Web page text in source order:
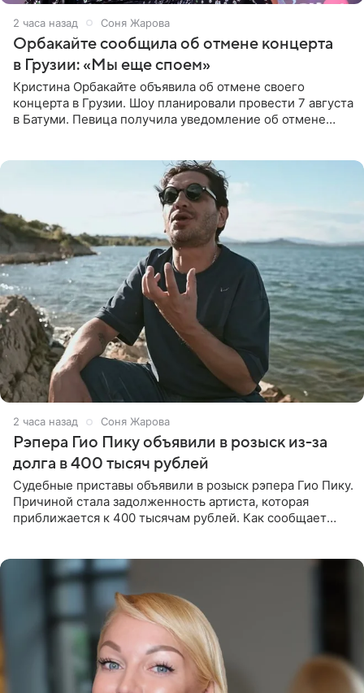
2 часа назад Соня Жарова
Орбакайте сообщила об отмене концерта
в Грузии: «Мы еще споем»
Кристина Орбакайте объявила об отмене своего
концерта в Грузии. Шоу планировали провести 7 августа
в Батуми. Певица получила уведомление об отмене
2 часа назад Соня Жарова
Рэпера Гио Пику объявили в розыск из-за
долга в 400 тысяч рублей
Судебные приставы объявили в розыск рэпера Гио Пику.
Причиной стала задолженность артиста, которая
приближается к 400 тысячам рублей. Как сообщает